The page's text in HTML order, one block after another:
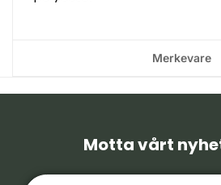
Merkevare
Motta vårt